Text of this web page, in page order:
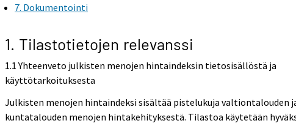
7. Dokumentointi
1. Tilastotietojen relevanssi
1.1 Yhteenveto julkisten menojen hintaindeksin tietosisällöstä ja
käyttötarkoituksesta
Julkisten menojen hintaindeksi sisältää pistelukuja valtiontalouden
kuntatalouden menojen hintakehityksestä. Tilastoa käytetään